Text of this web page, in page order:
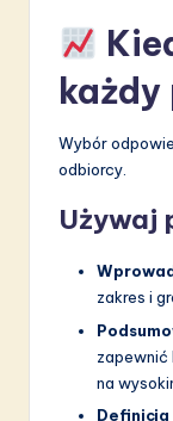
każdy
Wybór
odbiorcy.
Używaj
zakres i
zapewnić
na